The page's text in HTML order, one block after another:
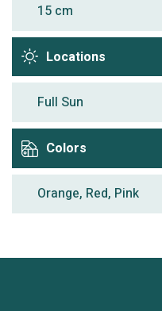
15 cm
Locations
Full Sun
Colors
Orange, Red, Pink